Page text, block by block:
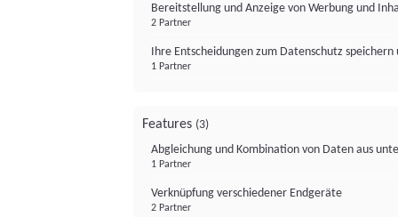
Bereitstellung und Anzeige von Werbung und
2 Partner
Ihre Entscheidungen zum Datenschutz
1 Partner
Features (3)
Abgleichung und Kombination von Daten aus
1 Partner
Verknüpfung verschiedener Endgeräte
2 Partner